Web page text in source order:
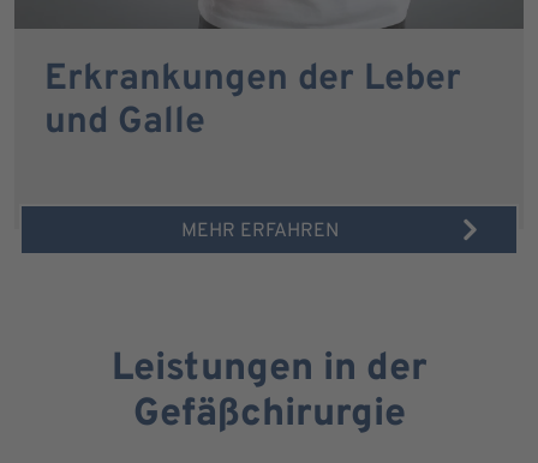
Erkrankungen der Leber
und Galle
MEHR ERFAHREN
Leistungen in der
Gefäßchirurgie